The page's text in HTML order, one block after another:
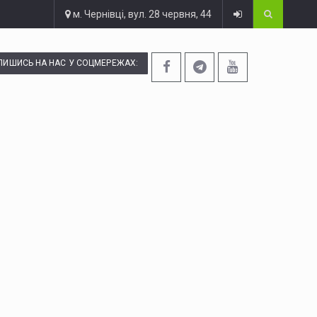
м. Чернівці, вул. 28 червня, 44
НА НАС У СОЦМЕРЕЖАХ: